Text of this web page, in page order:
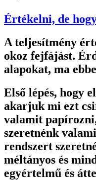
Értékelni, de
A teljesítmény
okoz fejfájást.
alapokat, ma
Első lépés, hogy
akarjuk mi ezt
valamit
szeretnénk
rendszert
méltányos és
egyértelmű és